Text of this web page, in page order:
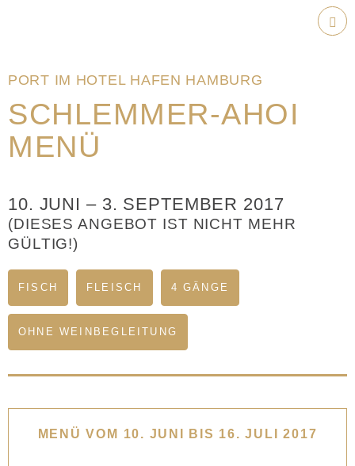
PORT IM HOTEL HAFEN HAMBURG
SCHLEMMER-AHOI
MENÜ
10. JUNI – 3. SEPTEMBER 2017
(DIESES ANGEBOT IST NICHT MEHR
GÜLTIG!)
FISCH FLEISCH 4 GÄNGE
OHNE WEINBEGLEITUNG
MENÜ VOM 10. JUNI BIS 16. JULI 2017